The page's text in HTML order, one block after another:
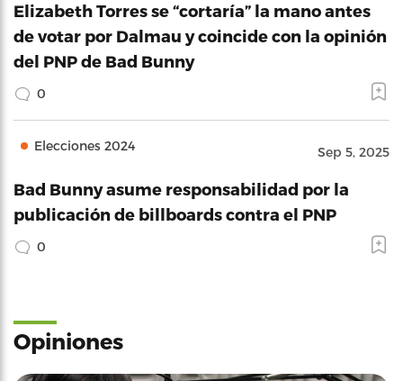
Elizabeth Torres se “cortaría” la mano antes
de votar por Dalmau y coincide con la opinión
del PNP de Bad Bunny
0
Elecciones 2024 Sep 5, 2025
Bad Bunny asume responsabilidad por la
publicación de billboards contra el PNP
0
Opiniones